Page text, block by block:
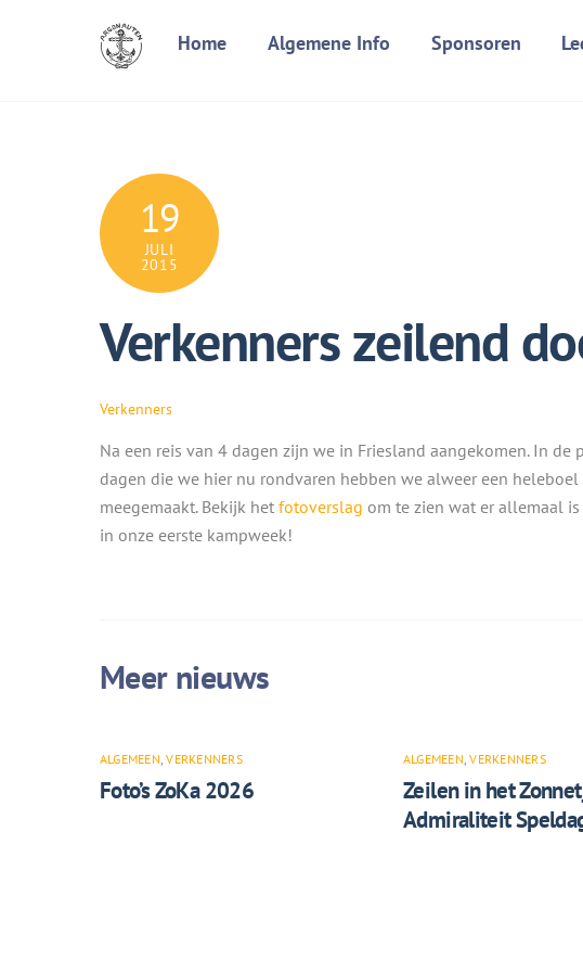
Home Algemene Info Sponsoren
19
JULI
2015
Verkenners zeilend
Verkenners
Na een reis van 4 dagen zijn we in Friesland aangekomen. In de
dagen die we hier nu rondvaren hebben we alweer een heleboel
meegemaakt. Bekijk het fotoverslag om te zien wat er allemaal
in onze eerste kampweek!
ALGEMEEN,VERKENNERS
Foto’s ZoKa 2026
ALGEMEEN,VERKENNERS
Zeilen in het
Admiraliteit